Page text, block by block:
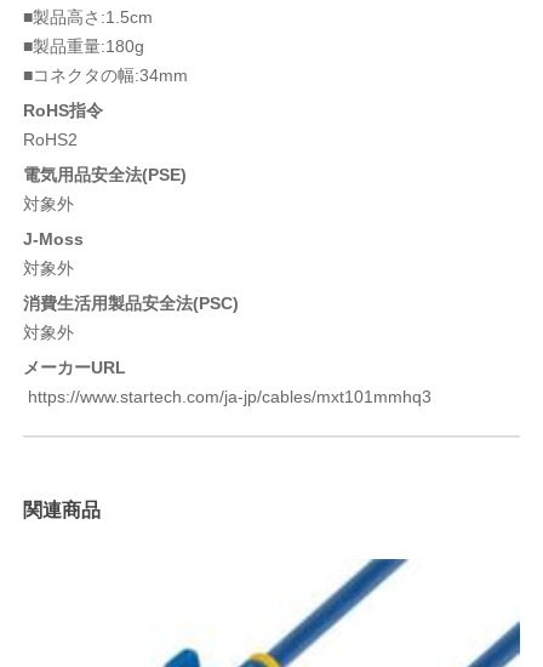
■製品高さ:1.5cm
■製品重量:180g
■コネクタの幅:34mm
RoHS指令
RoHS2
電気用品安全法(PSE)
対象外
J-Moss
対象外
消費生活用製品安全法(PSC)
対象外
メーカーURL
https://www.startech.com/ja-jp/cables/mxt101mmhq3
関連商品